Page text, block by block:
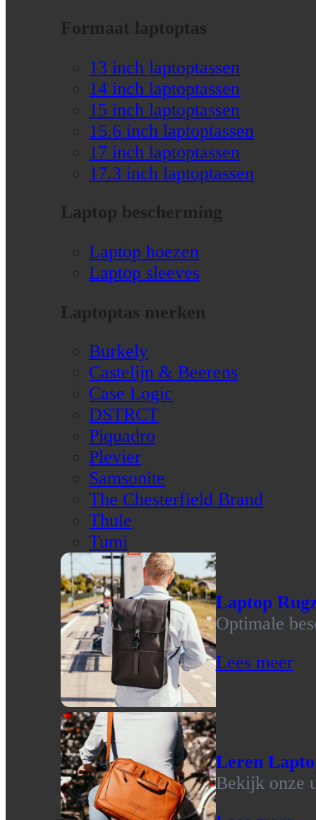
Formaat laptoptas
13 inch laptoptassen
14 inch laptoptassen
15 inch laptoptassen
15.6 inch laptoptassen
17 inch laptoptassen
17.3 inch laptoptassen
Laptop bescherming
Laptop hoezen
Laptop sleeves
Laptoptas merken
Burkely
Castelijn & Beerens
Case Logic
DSTRCT
Piquadro
Plevier
Samsonite
The Chesterfield Brand
Thule
Tumi
Laptop
Optimale
Lees meer
Leren
Bekijk onze